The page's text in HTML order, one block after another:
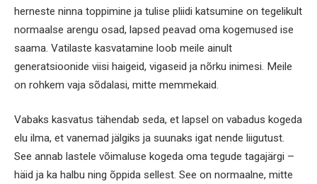
herneste ninna toppimine ja tulise pliidi katsumine on tegelikult
normaalse arengu osad, lapsed peavad oma kogemused ise
saama. Vatilaste kasvatamine loob meile ainult
generatsioonide viisi haigeid, vigaseid ja nõrku inimesi. Meile
on rohkem vaja sõdalasi, mitte memmekaid.
Vabaks kasvatus tähendab seda, et lapsel on vabadus kogeda
elu ilma, et vanemad jälgiks ja suunaks igat nende liigutust.
See annab lastele võimaluse kogeda oma tegude tagajärgi –
häid ja ka halbu ning õppida sellest. See on normaalne, mitte